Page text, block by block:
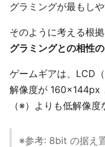
グラミングが最もし
そのように考える根拠
グラミングとの相性
ゲームギアは、LCD
解像度が 160×144px
（※）よりも低解像度
※参考: 8bit の据え